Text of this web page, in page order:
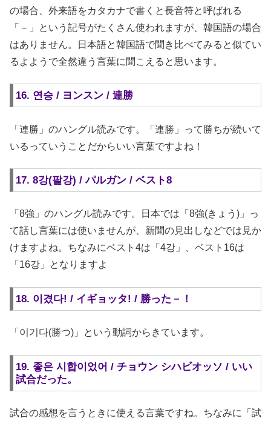
の場合、外来語をカタカナで書くと長音符と呼ばれる
「－」という記号がたくさん使われますが、韓国語の場合
はありません。日本語と韓国語で聞き比べてみると似てい
るよようで全然違う言葉に聞こえると思います。
16. 연승 / ヨンスン / 連勝
「連勝」のハングル読みです。「連勝」って勝ちが続いて
いるっていうことだからいい言葉ですよね！
17. 8강(팔강) / パルガン / ベスト8
「8強」のハングル読みです。日本では「8強(きょう)」っ
て話し言葉には使いませんが、新聞の見出しなどでは見か
けますよね。ちなみにベスト4は「4강」、ベスト16は
「16강」となりますよ
18. 이겼다! / イギョッタ! / 勝った－！
「이기다(勝つ)」という動詞からきています。
19. 좋은 시합이었어 / チョウン シハビオッソ / いい
試合だった。
試合の感想を言うときに使える言葉ですね。ちなみに「試